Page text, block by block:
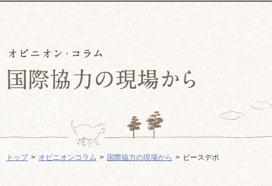
トップ オピニオンコラム 国際協力の現場から ピースデポ